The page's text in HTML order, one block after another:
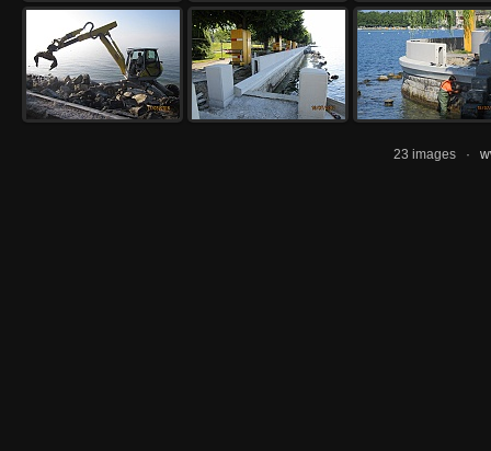
23 images ·